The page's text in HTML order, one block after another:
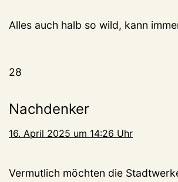
Alles auch halb so wild, kann
28
Nachdenker
16. April 2025 um 14:26 Uhr
Vermutlich möchten die